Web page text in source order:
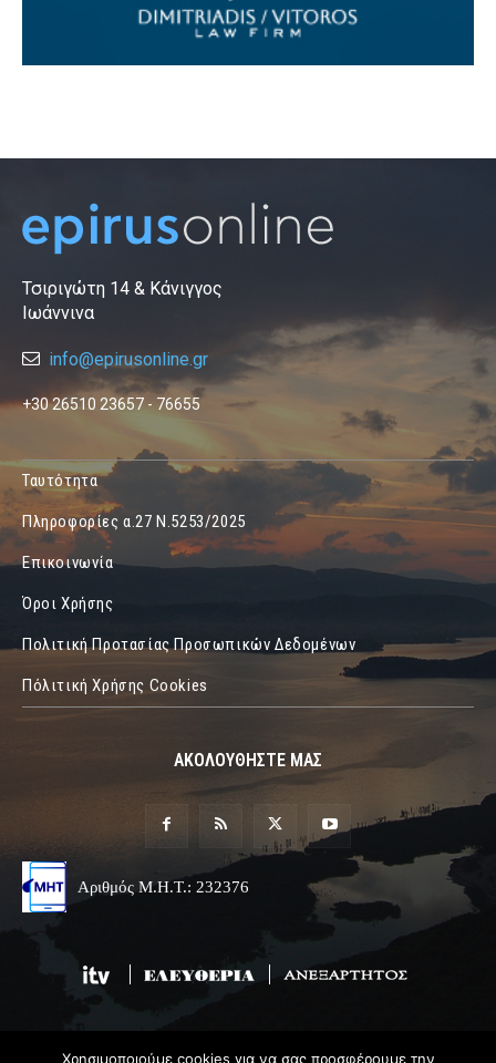
Τσιριγώτη 14 & Κάνιγγος
Ιωάννινα
info@epirusonline.gr
+30 26510 23657 - 76655
Ταυτότητα
Πληροφορίες α.27 Ν.5253/2025
Επικοινωνία
Όροι Χρήσης
Πολιτική Προτασίας Προσωπικών Δεδομένων
Πόλιτική Χρήσης Cookies
ΑΚΟΛΟΥΘΗΣΤΕ ΜΑΣ
Αριθμός Μ.Η.Τ.: 232376
Χρησιμοποιούμε cookies για να σας προσφέρουμε την